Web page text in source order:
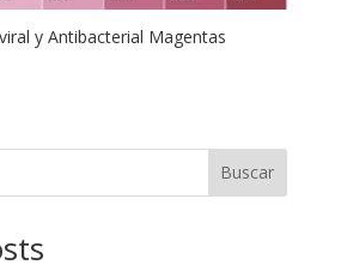
y Antibacterial Magentas
Buscar